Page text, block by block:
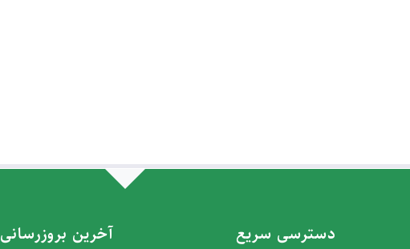
دسترسی سریع آخرین بروزرسانی